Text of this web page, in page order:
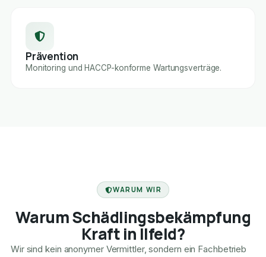
Prävention
Monitoring und HACCP-konforme Wartungsverträge.
WARUM WIR
Warum Schädlingsbekämpfung
Kraft in Ilfeld?
Wir sind kein anonymer Vermittler, sondern ein Fachbetrieb